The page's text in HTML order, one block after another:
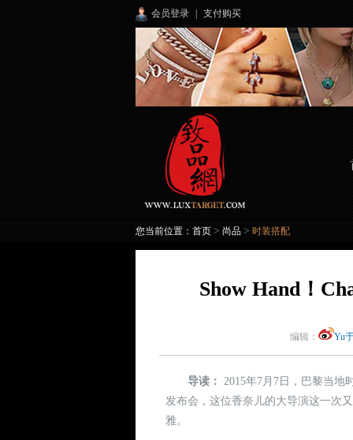
会员登录 支付购买
您当前位置： 首页 > 尚品 > 时装搭配
Show Hand！
编辑： Yu
导读： 2015年7月7日，巴黎当地
发布会，这位香奈儿的大导演这一次
雅。